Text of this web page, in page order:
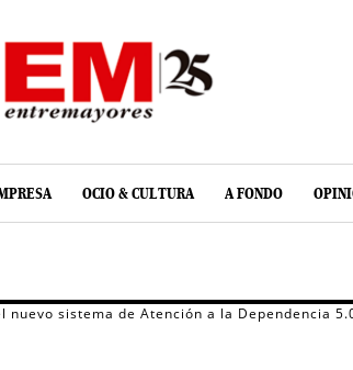
OCIO & CULTURA A FONDO
sistema de Atención a la Dependencia